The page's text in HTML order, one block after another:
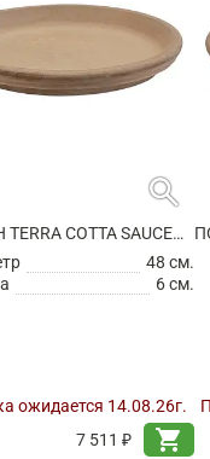
search
ПОДДОН TERRA COTTA SAUCER GREY
48 см.
6 см.
ожидается 14.08.26г.
7 511 ₽
shopping_cart